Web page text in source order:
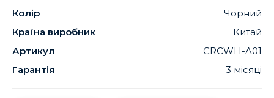
Колір
Чорний
Країна виробник
Китай
Артикул
CRCWH-A01
Гарантія
3 місяці